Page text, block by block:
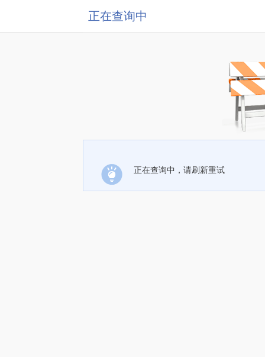
正在查询中
正在查询中，请刷新重试